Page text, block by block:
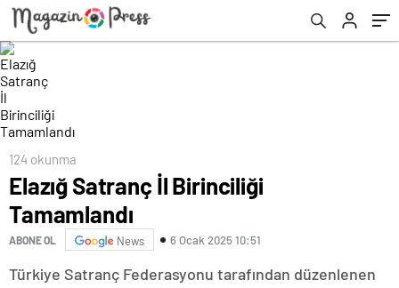
124 okunma
Elazığ Satranç İl Birinciliği
Tamamlandı
ABONE OL News 6 Ocak 2025 10:51
Türkiye Satranç Federasyonu tarafından düzenlenen